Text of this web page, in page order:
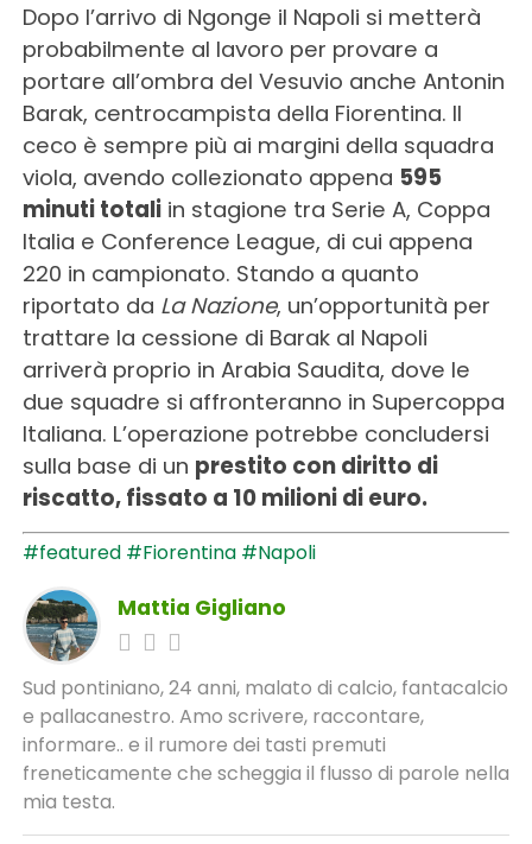
Dopo l’arrivo di Ngonge il Napoli si metterà
probabilmente al lavoro per provare a
portare all’ombra del Vesuvio anche Antonin
Barak, centrocampista della Fiorentina. Il
ceco è sempre più ai margini della squadra
viola, avendo collezionato appena 595
minuti totaliin stagione tra Serie A, Coppa
Italia e Conference League, di cui appena
220 in campionato. Stando a quanto
riportato da La Nazione, un’opportunità per
trattare la cessione di Barak al Napoli
arriverà proprio in Arabia Saudita, dove le
due squadre si affronteranno in Supercoppa
Italiana. L’operazione potrebbe concludersi
sulla base di un prestito con diritto di
riscatto, fissato a 10 milioni di euro.
#featured #Fiorentina #Napoli
Mattia Gigliano
Sud pontiniano, 24 anni, malato di calcio, fantacalcio
e pallacanestro. Amo scrivere, raccontare,
informare.. e il rumore dei tasti premuti
freneticamente che scheggia il flusso di parole nella
mia testa.